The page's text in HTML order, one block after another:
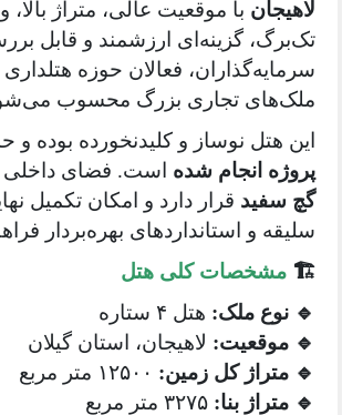
با موقعیت عالی، متراژ بالا، ویو
گزینه‌ای ارزشمند و قابل بررسی
فعالان حوزه هتلداری و
تجاری بزرگ محسوب می‌شود.
نوساز و کلیدنخورده بوده و حدود
انجام شدهاست. فضای داخلی هتل در
قرار دارد و امکان تکمیل نهایی آن
و استانداردهای بهره‌بردار فراهم
کلی هتل
ملک:هتل ۴ ستاره
لاهیجان، استان گیلان
کل زمین:۱۲۵۰۰ متر مربع
بنا:۳۲۷۵ متر مربع